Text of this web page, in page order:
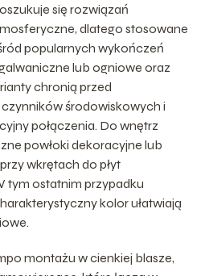
się rozwiązań
dlatego stosowane
popularnych wykończeń
lub ogniowe oraz
chronią przed
środowiskowych i
połączenia. Do wnętrz
powłoki dekoracyjne lub
wkrętach do płyt
tym ostatnim przypadku
kolor ułatwiają
montażu w cienkiej blasze,